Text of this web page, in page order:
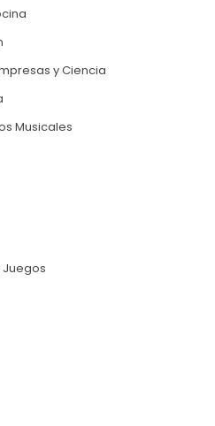
y Ciencia
Musicales
Juegos